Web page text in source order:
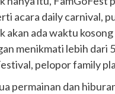
acara daily carnival,
akan ada waktu
menikmati lebih dari
pelopor family
permainan dan